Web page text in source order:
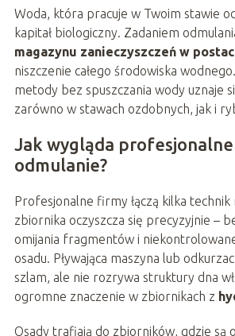
Woda, która pracuje w Twoim stawie
kapitał biologiczny. Zadaniem
magazynu zanieczyszczeń w
niszczenie całego środowiska
metody bez spuszczania wody uznaje
zarówno w stawach ozdobnych, jak i
Jak wygląda
odmulanie?
Profesjonalne firmy łączą kilka technik
zbiornika oczyszcza się precyzyjnie –
omijania fragmentów i
osadu. Pływająca maszyna lub
szlam, ale nie rozrywa struktury dna
ogromne znaczenie w zbiornikach z
Osady trafiają do zbiorników, gdzie są